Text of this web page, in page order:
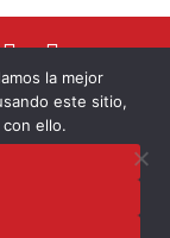
I
n
s
t
a
S
p
o
t
i
de Cookies
reservados.
la mejor
este sitio,
ello.